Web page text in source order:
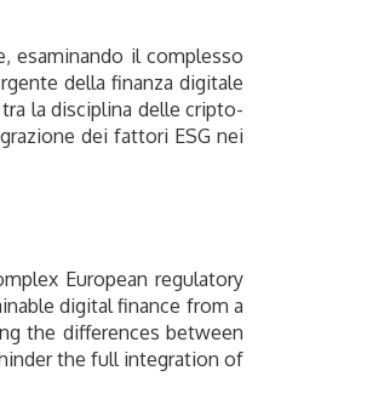
esaminando il complesso
della finanza digitale
la disciplina delle cripto-
dei fattori ESG nei
European regulatory
digital finance from a
the differences between
the full integration of